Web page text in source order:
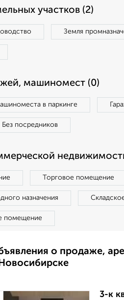
участков (2)
Земля
машиномест (0)
в паркинге
Без посредников
Торговое помещение
назначения
помещение
о продаже,
3-к